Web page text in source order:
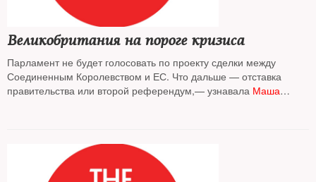
Великобритания на пороге кризиса
Парламент не будет голосовать по проекту сделки между
Соединенным Королевством и ЕС. Что дальше — отставка
правительства или второй референдум,— узнавала Маша